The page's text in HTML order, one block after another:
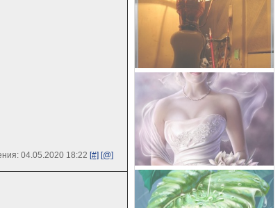
04.05.2020 18:22 [#] [@]